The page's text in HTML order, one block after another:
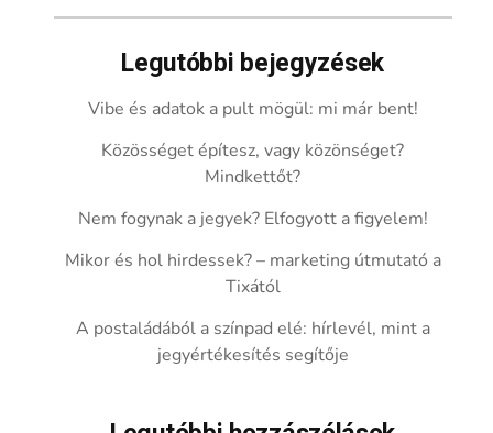
Legutóbbi bejegyzések
Vibe és adatok a pult mögül: mi már bent!
Közösséget építesz, vagy közönséget?
Mindkettőt?
Nem fogynak a jegyek? Elfogyott a figyelem!
Mikor és hol hirdessek? – marketing útmutató a
Tixától
A postaládából a színpad elé: hírlevél, mint a
jegyértékesítés segítője